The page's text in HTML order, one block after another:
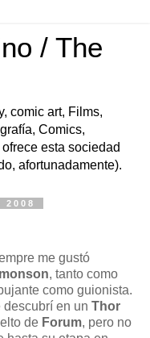
/ The
comic art, Films,
Comics,
esta sociedad
afortunadamente).
me gustó
, tanto como
como guionista.
descubrí en un Thor
de Forum, pero no